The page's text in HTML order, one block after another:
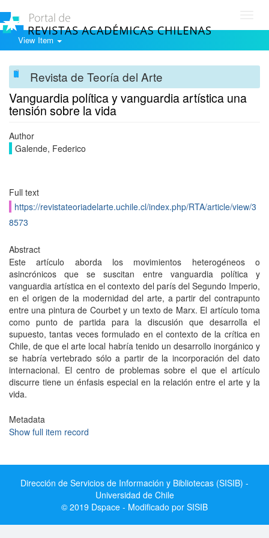
View Item
Revista de Teoría del Arte
Vanguardia política y vanguardia artística una
tensión sobre la vida
Author
Galende, Federico
Full text
https://revistateoriadelarte.uchile.cl/index.php/RTA/article/view/3
8573
Abstract
Este artículo aborda los movimientos heterogéneos o
asincrónicos que se suscitan entre vanguardia política y
vanguardia artística en el contexto del parís del Segundo Imperio,
en el origen de la modernidad del arte, a partir del contrapunto
entre una pintura de Courbet y un texto de Marx. El artículo toma
como punto de partida para la discusión que desarrolla el
supuesto, tantas veces formulado en el contexto de la crítica en
Chile, de que el arte local habría tenido un desarrollo inorgánico y
se habría vertebrado sólo a partir de la incorporación del dato
internacional. El centro de problemas sobre el que el artículo
discurre tiene un énfasis especial en la relación entre el arte y la
vida.
Metadata
Show full item record
Dirección de Servicios de Información y Bibliotecas (SISIB) -
Universidad de Chile
© 2019 Dspace - Modificado por SISIB